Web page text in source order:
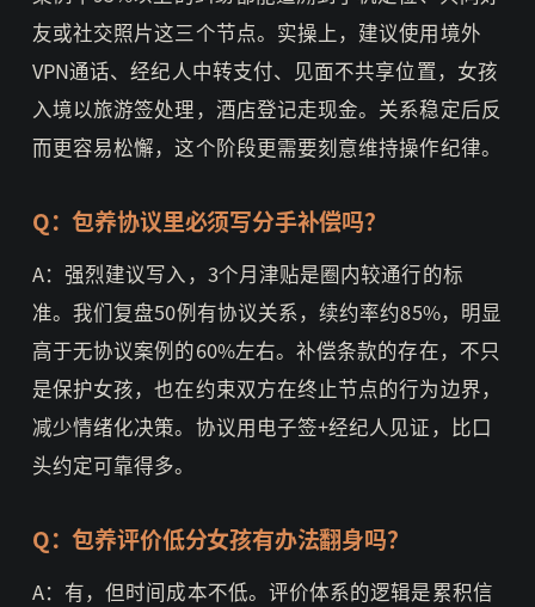
友或社交照片这三个节点。实操上，建议使用境外
VPN通话、经纪人中转支付、见面不共享位置，女孩
入境以旅游签处理，酒店登记走现金。关系稳定后反
而更容易松懈，这个阶段更需要刻意维持操作纪律。
Q：包养协议里必须写分手补偿吗？
A：强烈建议写入，3个月津贴是圈内较通行的标
准。我们复盘50例有协议关系，续约率约85%，明显
高于无协议案例的60%左右。补偿条款的存在，不只
是保护女孩，也在约束双方在终止节点的行为边界，
减少情绪化决策。协议用电子签+经纪人见证，比口
头约定可靠得多。
Q：包养评价低分女孩有办法翻身吗？
A：有，但时间成本不低。评价体系的逻辑是累积信